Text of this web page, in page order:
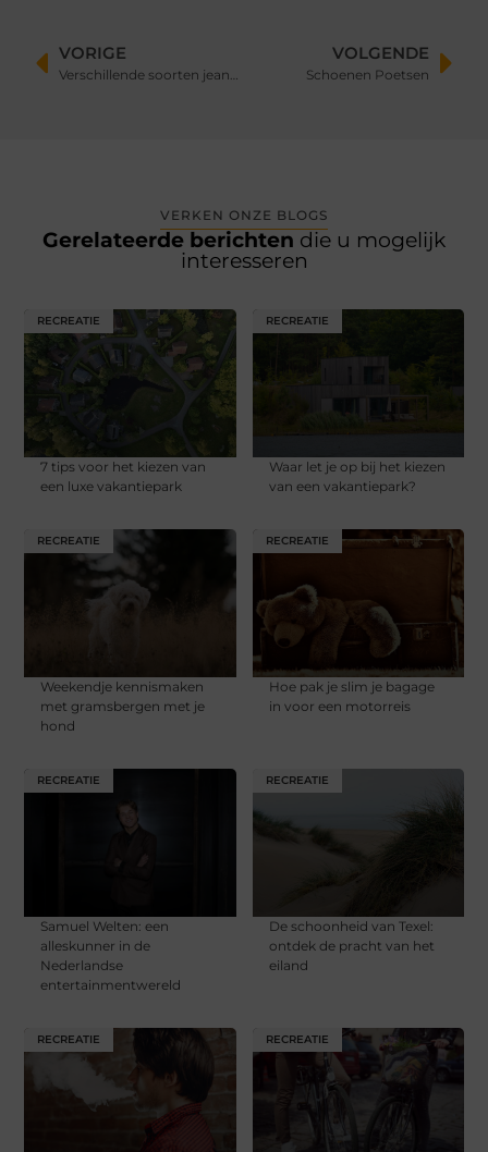
VORIGE
Verschillende soorten jeans voor jou stijl!
VOLGENDE
Schoenen Poetsen
VERKEN ONZE BLOGS
Gerelateerde berichten die u mogelijk
interesseren
RECREATIE
7 tips voor het kiezen van
een luxe vakantiepark
RECREATIE
Waar let je op bij het kiezen
van een vakantiepark?
RECREATIE
Weekendje kennismaken
met gramsbergen met je
hond
RECREATIE
Hoe pak je slim je bagage
in voor een motorreis
RECREATIE
Samuel Welten: een
alleskunner in de
Nederlandse
entertainmentwereld
RECREATIE
De schoonheid van Texel:
ontdek de pracht van het
eiland
RECREATIE RECREATIE